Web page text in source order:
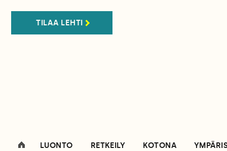
TILAA LEHTI
LUONTO RETKEILY KOTONA